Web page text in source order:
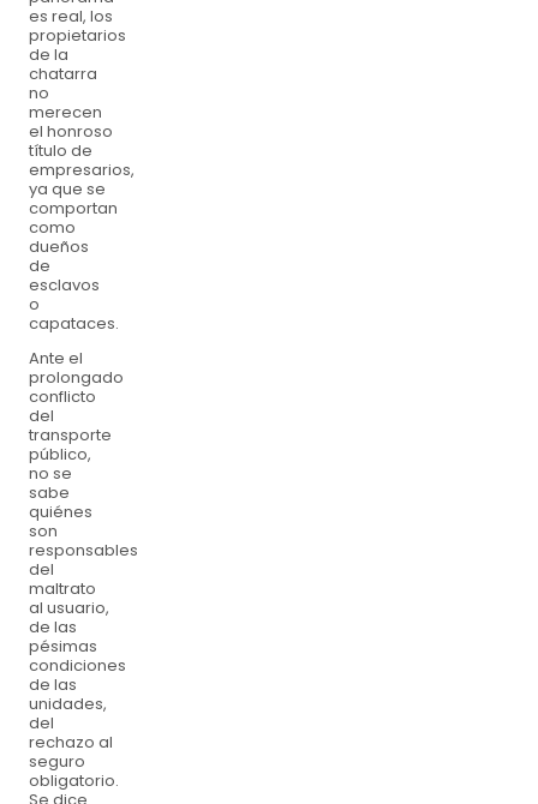
es real, los
propietarios
de la
chatarra
no
merecen
el honroso
título de
empresarios,
ya que se
comportan
como
dueños
de
esclavos
o
capataces.
Ante el
prolongado
conflicto
del
transporte
público,
no se
sabe
quiénes
son
responsables
del
maltrato
al usuario,
de las
pésimas
condiciones
de las
unidades,
del
rechazo al
seguro
obligatorio.